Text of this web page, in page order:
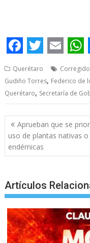
F
a
c
e
b
o
o
k
T
w
i
t
t
e
r
E
m
a
i
l
W
h
a
t
s
A
p
p
Querétaro
Gudiño Torres, Federico de
Querétaro, Secretaría de
Post
navigation
Aprueban que se
uso de plantas nativas o
endémicas
Artículos